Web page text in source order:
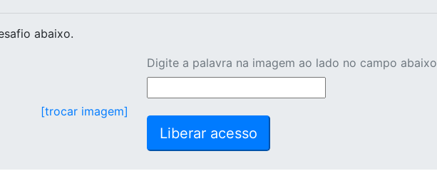
abaixo.
[trocar imagem]
Digite a palavra na imagem ao lado no campo abaixo